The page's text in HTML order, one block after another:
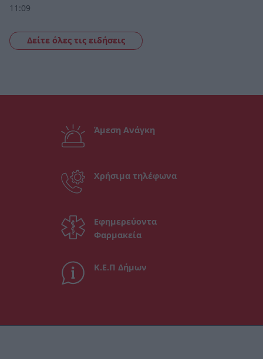
11:09
Δείτε όλες τις ειδήσεις
Άμεση Ανάγκη
Χρήσιμα τηλέφωνα
Εφημερεύοντα
Φαρμακεία
Κ.Ε.Π Δήμων